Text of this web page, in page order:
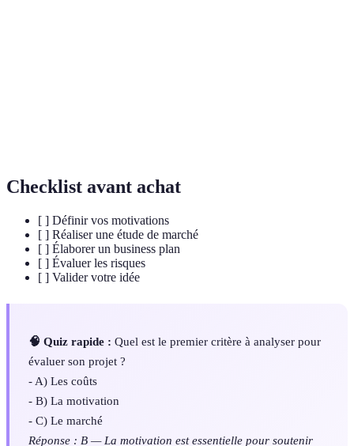
Checklist avant achat
[ ] Définir vos motivations
[ ] Réaliser une étude de marché
[ ] Élaborer un business plan
[ ] Évaluer les risques
[ ] Valider votre idée
🧠 Quiz rapide : Quel est le premier critère à analyser pour
évaluer son projet ?
- A) Les coûts
- B) La motivation
- C) Le marché
Réponse : B — La motivation est essentielle pour soutenir